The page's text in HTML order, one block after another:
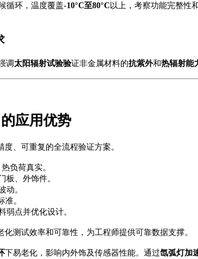
循环，温度覆盖-10°C至80°C 以上，考察功能完整性
调太阳辐射试验验证非金属材料的抗紫外和热辐射能
应用优势
、可重复的全流程验证方案。
负荷真实。
板、外饰件。
动。
。
弱点并优化设计。
化测试效率和可靠性，为工程师提供可靠数据支撑。
下易老化，影响内外饰及传感器性能。通过氙弧灯加